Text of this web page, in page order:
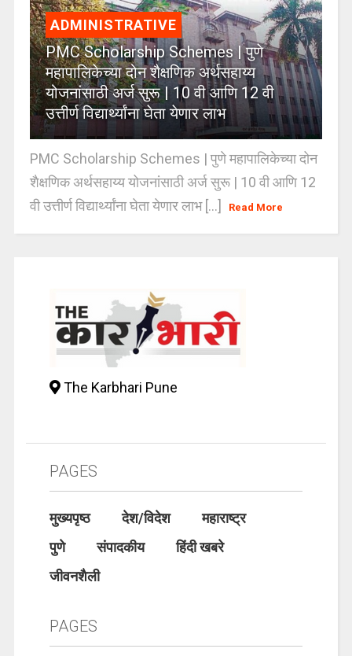
ADMINISTRATIVE
PMC Scholarship Schemes | पुणे
महापालिकेच्या दोन शैक्षणिक अर्थसहाय्य
योजनांसाठी अर्ज सुरू | 10 वी आणि 12 वी
उत्तीर्ण विद्यार्थ्यांना घेता येणार लाभ
PMC Scholarship Schemes | पुणे महापालिकेच्या दोन
शैक्षणिक अर्थसहाय्य योजनांसाठी अर्ज सुरू | 10 वी आणि 12
वी उत्तीर्ण विद्यार्थ्यांना घेता येणार लाभ [...]
Read More
The Karbhari Pune
PAGES
मुख्यपृष्ठ देश/विदेश
महाराष्ट्र
पुणे
संपादकीय
हिंदी खबरे
जीवनशैली
PAGES